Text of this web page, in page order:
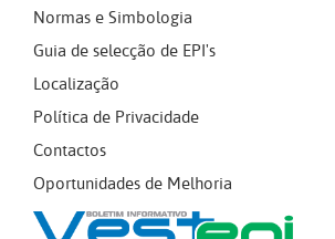
Normas e Simbologia
Guia de selecção de EPI's
Localização
Política de Privacidade
Contactos
Oportunidades de Melhoria